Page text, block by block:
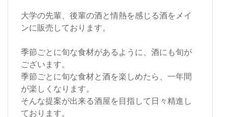
大学の先輩、後輩の酒と情熱を感じる酒をメイ
ンに販売しております。
季節ごとに旬な食材があるように、酒にも旬が
ございます。
季節ごとに旬な食材と酒を楽しめたら、一年間
が楽しくなります。
そんな提案が出来る酒屋を目指して日々精進し
ております。